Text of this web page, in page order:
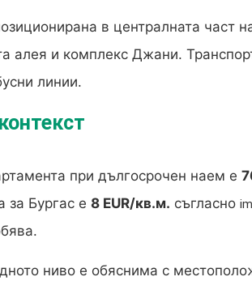
в централната част
алея и комплекс Джани.
линии.
при дългосрочен наем е
за Бургас е 8 EUR/кв.м. съгласно
ниво е обяснима с